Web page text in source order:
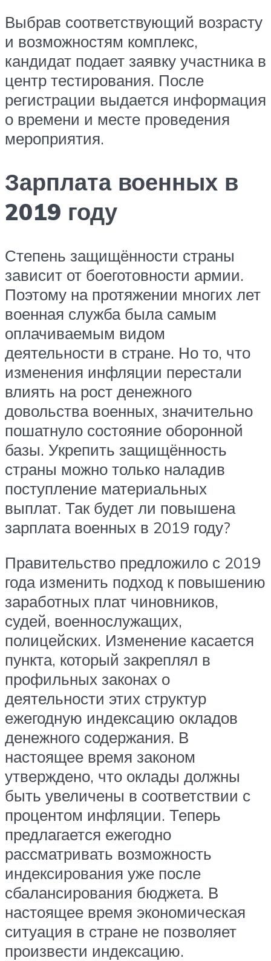
Выбрав соответствующий возрасту
и возможностям комплекс,
кандидат подает заявку участника в
центр тестирования. После
регистрации выдается информация
о времени и месте проведения
мероприятия.
Зарплата военных в
2019 году
Степень защищённости страны
зависит от боеготовности армии.
Поэтому на протяжении многих лет
военная служба была самым
оплачиваемым видом
деятельности в стране. Но то, что
изменения инфляции перестали
влиять на рост денежного
довольства военных, значительно
пошатнуло состояние оборонной
базы. Укрепить защищённость
страны можно только наладив
поступление материальных
выплат. Так будет ли повышена
зарплата военных в 2019 году?
Правительство предложило с 2019
года изменить подход к повышению
заработных плат чиновников,
судей, военнослужащих,
полицейских. Изменение касается
пункта, который закреплял в
профильных законах о
деятельности этих структур
ежегодную индексацию окладов
денежного содержания. В
настоящее время законом
утверждено, что оклады должны
быть увеличены в соответствии с
процентом инфляции. Теперь
предлагается ежегодно
рассматривать возможность
индексирования уже после
сбалансирования бюджета. В
настоящее время экономическая
ситуация в стране не позволяет
произвести индексацию.